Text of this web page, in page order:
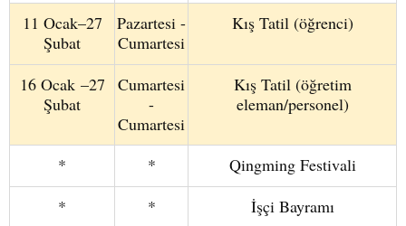
11 Ocak–27
Şubat
Pazartesi -
Cumartesi
Kış Tatil (öğrenci)
16 Ocak –27
Şubat
Cumartesi
-
Cumartesi
Kış Tatil (öğretim
eleman/personel)
* *
Qingming Festivali
*
*
İşçi Bayramı